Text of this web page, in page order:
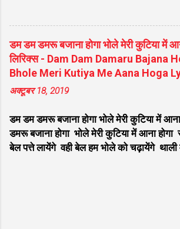
ManTRa Lyrics | ॐ गं
हिंदी लिरिक्स | Suresh
ॐ गं गणपतये नमो नमः मंत्र
समर्पित यह विख्यात और
बीच अत्यंत लोकप्रिय है। यदि
गणपतये नमो नमः मंत्र हिंदी
GaNaPaTaYae NaMao
गायक Suresh Wadkar की
की शानदार तर्ज पर सजे इस
असीम शांति मिलती है। नीचे
लिरिक्स दिए गए हैं ताकि
डम डम डमरू बजाना होगा भोले मेरी कुटिया में
लिरिक्स - Dam Dam Damaru Bajana
Bhole Meri Kutiya Me Aana Hoga
अक्टूबर 18, 2019
डम डम डमरू बजाना होगा भोले मेरी कुटिया में
डमरू बजाना होगा भोले मेरी कुटिया में आना
बेल पत्ते लायेंगे वही बेल हम भोले को चढ़ायेंगे
कुटिया में आना होगा सावन के महीने में हम गंगा